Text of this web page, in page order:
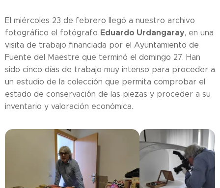
El miércoles 23 de febrero llegó a nuestro archivo
fotográfico el fotógrafo Eduardo Urdangaray, en una
visita de trabajo financiada por el Ayuntamiento de
Fuente del Maestre que terminó el domingo 27. Han
sido cinco días de trabajo muy intenso para proceder a
un estudio de la colección que permita comprobar el
estado de conservación de las piezas y proceder a su
inventario y valoración económica.